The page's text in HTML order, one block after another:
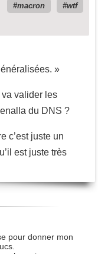
macron
wtf
»
valider les
du DNS ?
c’est juste un
est juste très
pour donner mon